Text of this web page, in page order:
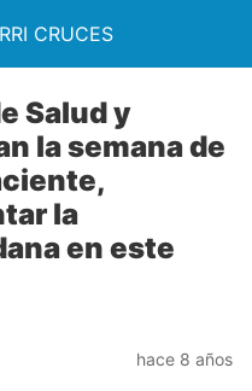
CRUCES
Salud y
la semana de
la
en este
hace 8 años